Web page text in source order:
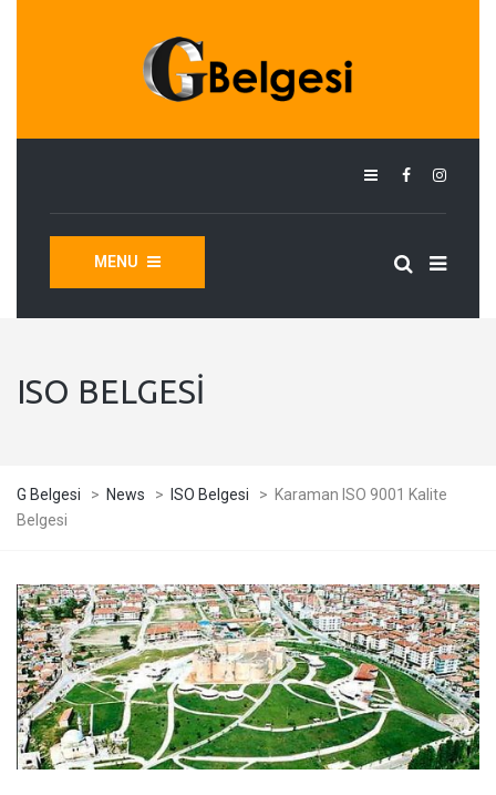
MENU
ISO BELGESI
G Belgesi > News > ISO Belgesi > Karaman ISO 9001 Kalite
Belgesi